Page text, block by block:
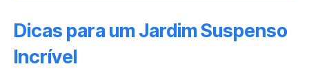
Dicas para um Jardim Suspenso
Incrível